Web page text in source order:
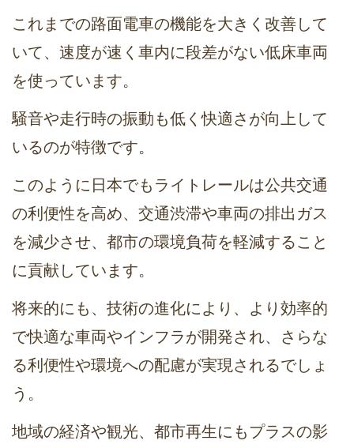
これまでの路面電車の機能を大きく改善して
いて、速度が速く車内に段差がない低床車両
を使っています。
騒音や走行時の振動も低く快適さが向上して
いるのが特徴です。
このように日本でもライトレールは公共交通
の利便性を高め、交通渋滞や車両の排出ガス
を減少させ、都市の環境負荷を軽減すること
に貢献しています。
将来的にも、技術の進化により、より効率的
で快適な車両やインフラが開発され、さらな
る利便性や環境への配慮が実現されるでしょ
う。
地域の経済や観光、都市再生にもプラスの影